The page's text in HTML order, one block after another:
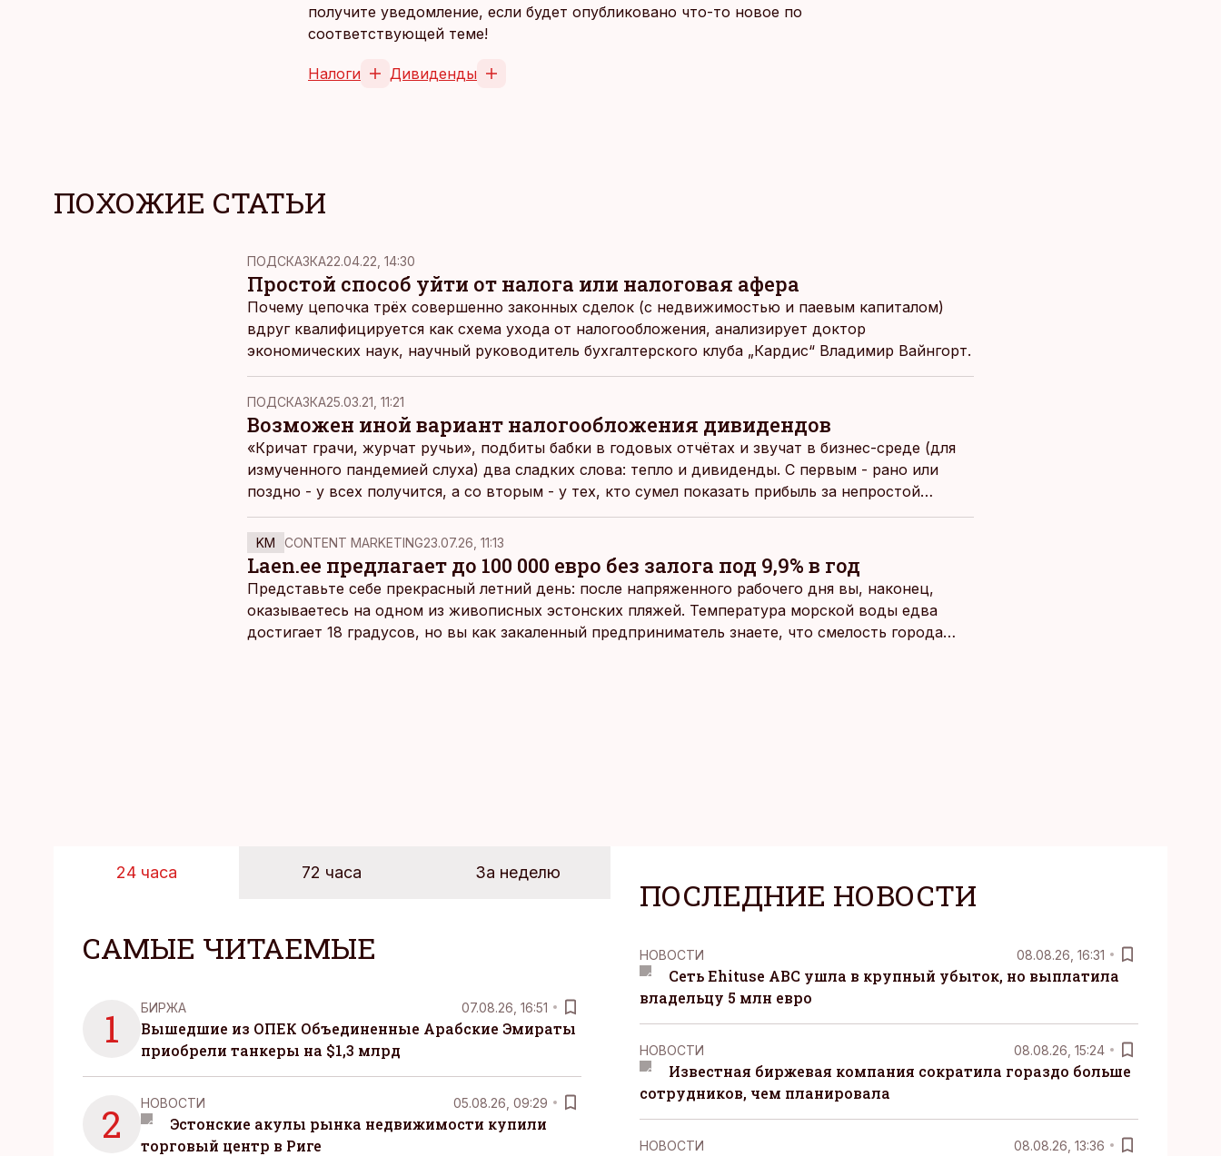
получите уведомление, если будет опубликовано что-то новое по
соответствующей теме!
Налоги Дивиденды
ПОХОЖИЕ СТАТЬИ
ПОДСКАЗКА22.04.22, 14:30
Простой способ уйти от налога или налоговая афера
Почему цепочка трёх совершенно законных сделок (с недвижимостью и паевым капиталом)
вдруг квалифицируется как схема ухода от налогообложения, анализирует доктор
экономических наук, научный руководитель бухгалтерского клуба „Кардис“ Владимир Вайнгорт.
ПОДСКАЗКА25.03.21, 11:21
Возможен иной вариант налогообложения дивидендов
«Кричат грачи, журчат ручьи», подбиты бабки в годовых отчётах и звучат в бизнес-среде (для
измученного пандемией слуха) два сладких слова: тепло и дивиденды. С первым - рано или
поздно - у всех получится, а со вторым - у тех, кто сумел показать прибыль за непростой
двадцатый год или имеет нераспределённую прибыль прошлых лет (даже после уменьшения её
на возможные прошлогодние убытки).
KM CONTENT MARKETING23.07.26, 11:13
Laen.ee предлагает до 100 000 евро без залога под 9,9% в год
Представьте себе прекрасный летний день: после напряженного рабочего дня вы, наконец,
оказываетесь на одном из живописных эстонских пляжей. Температура морской воды едва
достигает 18 градусов, но вы как закаленный предприниматель знаете, что смелость города
24 часа 72 часа За неделю
САМЫЕ ЧИТАЕМЫЕ
1 БИРЖА 07.08.26, 16:51
Вышедшие из ОПЕК Объединенные Арабские Эмираты
приобрели танкеры на $1,3 млрд
2 НОВОСТИ 05.08.26, 09:29
Эстонские акулы рынка недвижимости купили
торговый центр в Риге
ПОСЛЕДНИЕ НОВОСТИ
НОВОСТИ 08.08.26, 16:31
Сеть Ehituse ABC ушла в крупный убыток, но выплатила
владельцу 5 млн евро
НОВОСТИ 08.08.26, 15:24
Известная биржевая компания сократила гораздо больше
сотрудников, чем планировала
НОВОСТИ 08.08.26, 13:36